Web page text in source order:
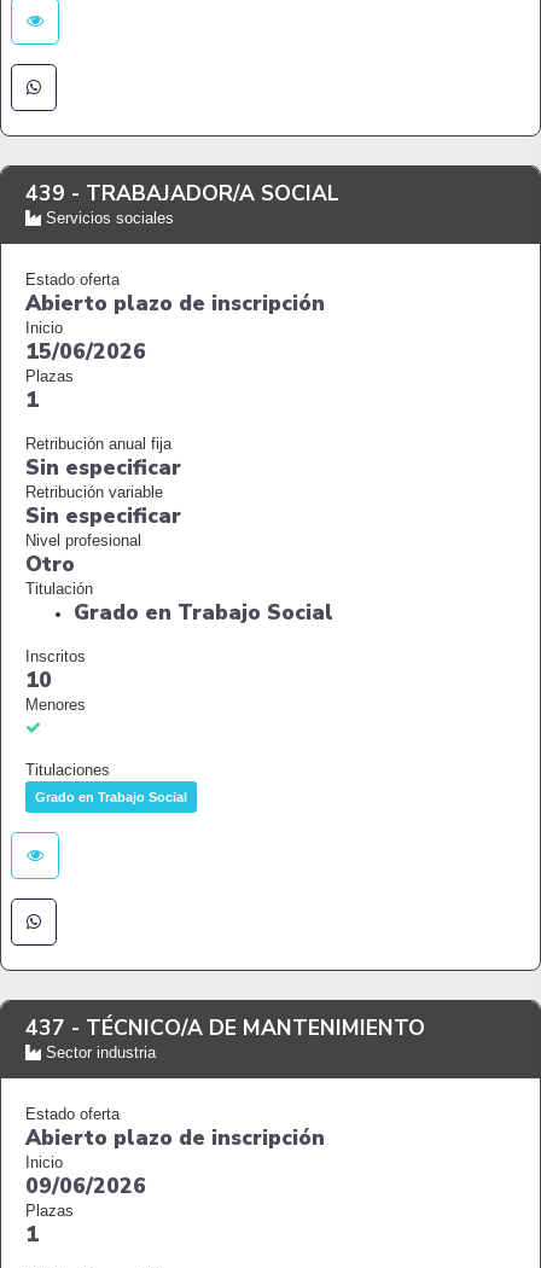
439 - TRABAJADOR/A SOCIAL
Servicios sociales
Estado oferta
Abierto plazo de inscripción
Inicio
15/06/2026
Plazas
1
Retribución anual fija
Sin especificar
Retribución variable
Sin especificar
Nivel profesional
Otro
Titulación
Grado en Trabajo Social
Inscritos
10
Menores
Titulaciones
Grado en Trabajo Social
437 - TÉCNICO/A DE MANTENIMIENTO
Sector industria
Estado oferta
Abierto plazo de inscripción
Inicio
09/06/2026
Plazas
1